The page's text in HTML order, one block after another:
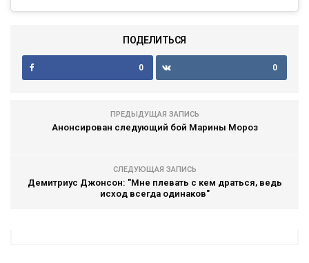
ПОДЕЛИТЬСЯ
0 0
ПРЕДЫДУЩАЯ ЗАПИСЬ
Анонсирован следующий бой Марины Мороз
СЛЕДУЮЩАЯ ЗАПИСЬ
Демитриус Джонсон: "Мне плевать с кем драться, ведь
исход всегда одинаков"